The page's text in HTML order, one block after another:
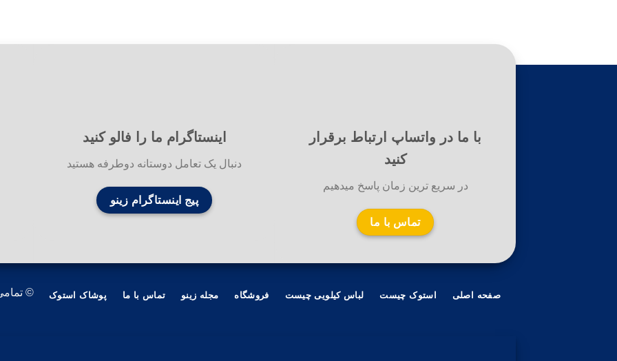
با ما در واتساپ ارتباط برقرار
کنید
در سریع ترین زمان پاسخ میدهیم
تماس با ما
اینستاگرام ما را فالو کنید
دنبال یک تعامل دوستانه دوطرفه هستید
پیج اینستاگرام زینو
صفحه اصلی استوک چیست لباس کیلویی چیست فروشگاه مجله زینو تماس با ما پوشاک استوک ©